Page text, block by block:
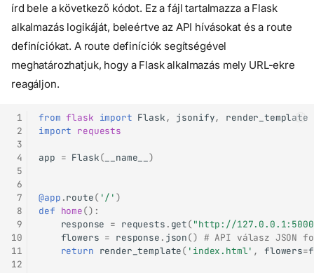
írd bele a következő kódot. Ez a fájl tartalmazza a Flask
alkalmazás logikáját, beleértve az API hívásokat és a route
definíciókat. A route definíciók segítségével
meghatározhatjuk, hogy a Flask alkalmazás mely URL-ekre
reagáljon.
1
2
3
4
5
6
7
8
9
10
11
12
from flask import Flask, jsonify,
render_template
import requests
app = Flask( __name__ )
@app .route( '/' )
def home():
response = requests . get( "http://
flowers = response . json() # API válasz JSON
return render_template( 'index.html' , flowers=